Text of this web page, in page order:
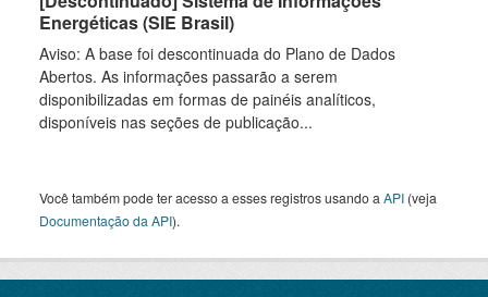
Energéticas (SIE Brasil)
Aviso: A base foi descontinuada do Plano de Dados
Abertos. As informações passarão a serem
disponibilizadas em formas de painéis analíticos,
disponíveis nas seções de publicação...
Você também pode ter acesso a esses registros usando a API (veja
Documentação da API).